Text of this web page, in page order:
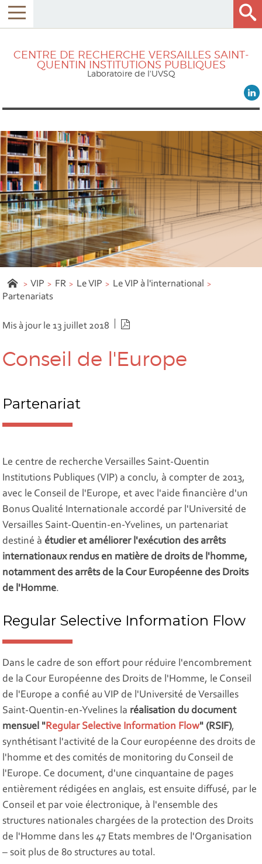
CENTRE DE RECHERCHE VERSAILLES SAINT-
QUENTIN INSTITUTIONS PUBLIQUES
Laboratoire de l'UVSQ
VIP FR Le VIP
Le VIP à l'international
Partenariats
Mis à jour le 13 juillet 2018
Conseil de l'Europe
Partenariat
Le centre de recherche Versailles Saint-Quentin
Institutions Publiques (VIP) a conclu, à compter de 2013,
avec le Conseil de l'Europe, et avec l'aide financière d'un
Bonus Qualité Internationale accordé par l'Université de
Versailles Saint-Quentin-en-Yvelines, un partenariat
destiné àétudier et améliorer l'exécution des arrêts
internationaux rendus en matière de droits de l'homme,
notamment des arrêts de la Cour Européenne des Droits
de l'Homme.
Regular Selective Information Flow
Dans le cadre de son effort pour réduire l'encombrement
de la Cour Européenne des Droits de l'Homme, le Conseil
de l'Europe a confié au VIP de l'Université de Versailles
Saint-Quentin-en-Yvelines la réalisation du document
mensuel "Regular Selective Information Flow" (RSIF),
synthétisant l'activité de la Cour européenne des droits de
l'homme et des comités de monitoring du Conseil de
l'Europe. Ce document, d'une cinquantaine de pages
entièrement rédigées en anglais, est ensuite diffusé, par le
Conseil et par voie électronique, à l'ensemble des
structures nationales chargées de la protection des Droits
de l'Homme dans les 47 Etats membres de l'Organisation
– soit plus de 80 structures au total.